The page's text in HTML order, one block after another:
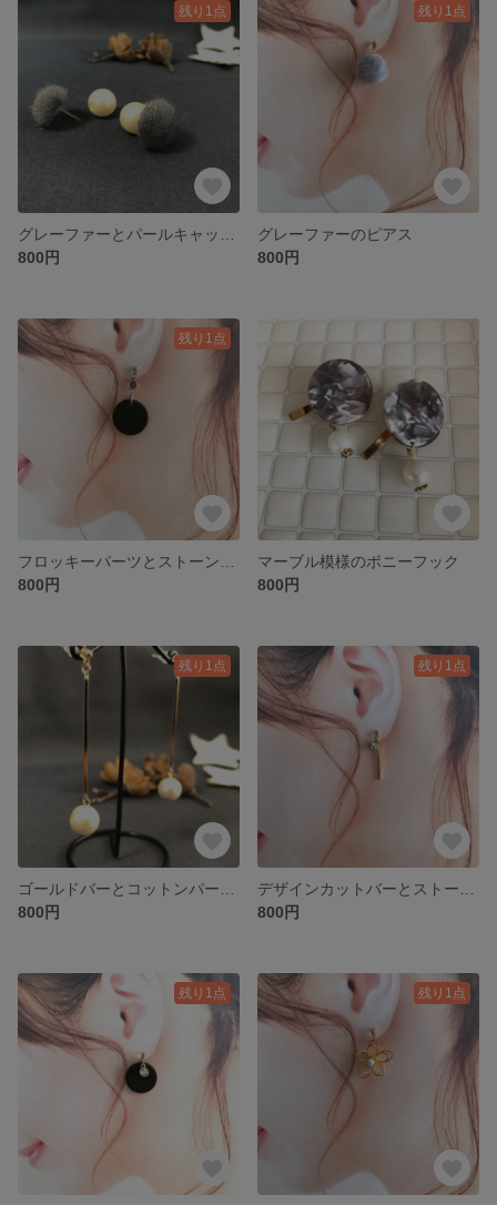
残り1点
800円
残り1点
グレーファーのピアス
800円
残り1点
800円
マーブル模様のポニーフック
800円
残り1点
800円
残り1点
800円
残り1点 残り1点